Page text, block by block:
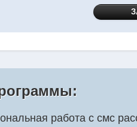
работа с смс